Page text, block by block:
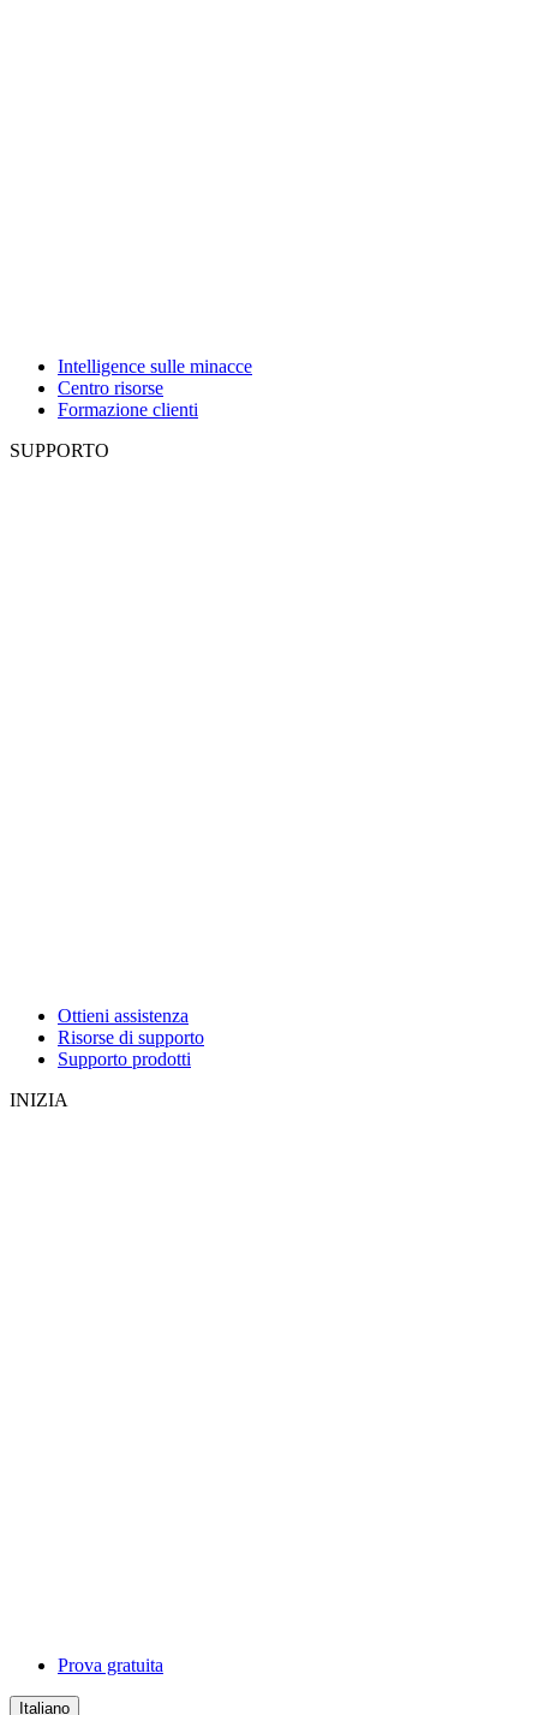
Intelligence sulle minacce
Centro risorse
Formazione clienti
SUPPORTO
Ottieni assistenza
Risorse di supporto
Supporto prodotti
INIZIA
Prova gratuita
Italiano